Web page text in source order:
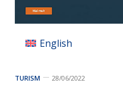
English
TURISM 28/06/2022